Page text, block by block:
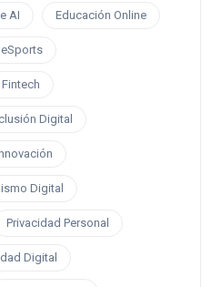
AI Educación Online
eSports
Fintech
Digital
Digital
Privacidad Personal
Digital